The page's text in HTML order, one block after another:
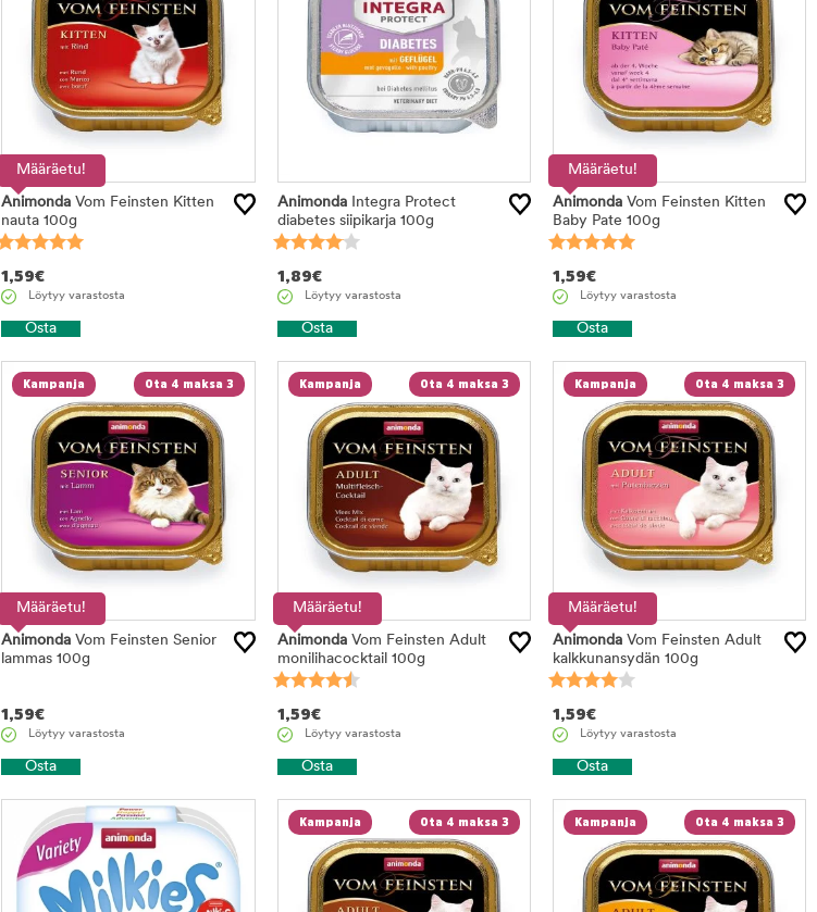
Määräetu!
Animonda Vom Feinsten Kitten
nauta 100g
1,59€
Löytyy varastosta
Osta
AnimondaIntegra Protect
diabetes siipikarja 100g
1,89€
Löytyy varastosta
Osta
Määräetu!
AnimondaVom Feinsten Kitten
Baby Pate 100g
1,59€
Löytyy varastosta
Osta
Kampanja Ota 4 maksa 3
Määräetu!
Animonda Vom Feinsten Senior
lammas 100g
1,59€
Löytyy varastosta
Osta
Kampanja Ota 4 maksa 3
Määräetu!
AnimondaVom Feinsten Adult
monilihacocktail 100g
1,59€
Löytyy varastosta
Osta
Kampanja Ota 4 maksa 3
Määräetu!
AnimondaVom Feinsten Adult
kalkkunansydän 100g
1,59€
Löytyy varastosta
Osta
Kampanja Ota 4 maksa 3 Kampanja Ota 4 maksa 3